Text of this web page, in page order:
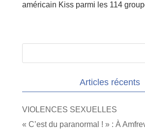
américain Kiss parmi les 114
Articles récents
VIOLENCES SEXUELLES
« C’est du paranormal ! » : À